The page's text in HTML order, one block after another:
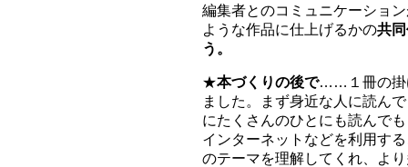
編集者とのコミュニケーショ
ような作品に仕上げるかの共
う。
★本づくりの後で……１冊の掛
ました。まず身近な人に読ん
にたくさんのひとにも読んで
インターネットなどを利用す
のテーマを理解してくれ、よ